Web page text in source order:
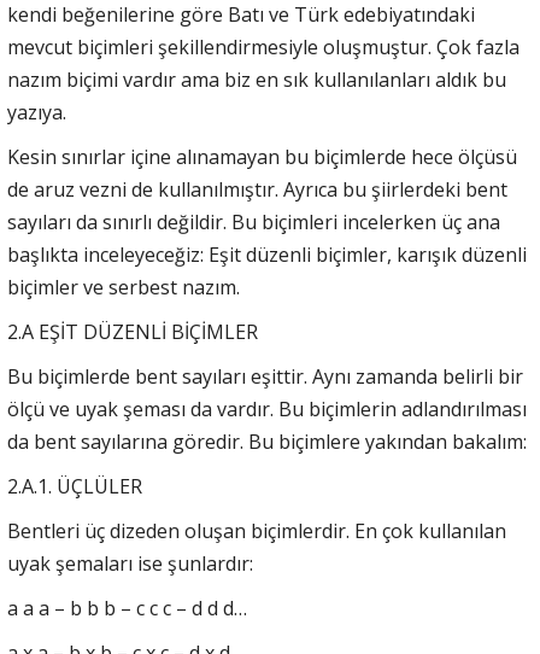
kendi beğenilerine göre Batı ve Türk edebiyatındaki
mevcut biçimleri şekillendirmesiyle oluşmuştur. Çok fazla
nazım biçimi vardır ama biz en sık kullanılanları aldık bu
yazıya.
Kesin sınırlar içine alınamayan bu biçimlerde hece ölçüsü
de aruz vezni de kullanılmıştır. Ayrıca bu şiirlerdeki bent
sayıları da sınırlı değildir. Bu biçimleri incelerken üç ana
başlıkta inceleyeceğiz: Eşit düzenli biçimler, karışık düzenli
biçimler ve serbest nazım.
2.A EŞİT DÜZENLİ BİÇİMLER
Bu biçimlerde bent sayıları eşittir. Aynı zamanda belirli bir
ölçü ve uyak şeması da vardır. Bu biçimlerin adlandırılması
da bent sayılarına göredir. Bu biçimlere yakından bakalım:
2.A.1. ÜÇLÜLER
Bentleri üç dizeden oluşan biçimlerdir. En çok kullanılan
uyak şemaları ise şunlardır:
a a a – b b b – c c c – d d d…